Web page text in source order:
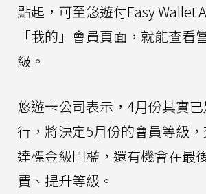
點起，可至悠遊付Easy Wallet
「我的」會員頁面，就能查看
級。
悠遊卡公司表示，4月份其實
行，將決定5月份的會員等級
達標金級門檻，還有機會在最
費、提升等級。